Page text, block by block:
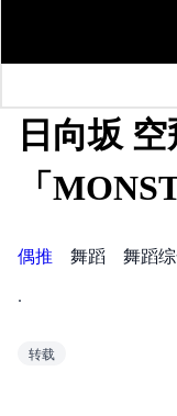
日向坂
「
251119 定
偶推 舞蹈 舞蹈
.
转载